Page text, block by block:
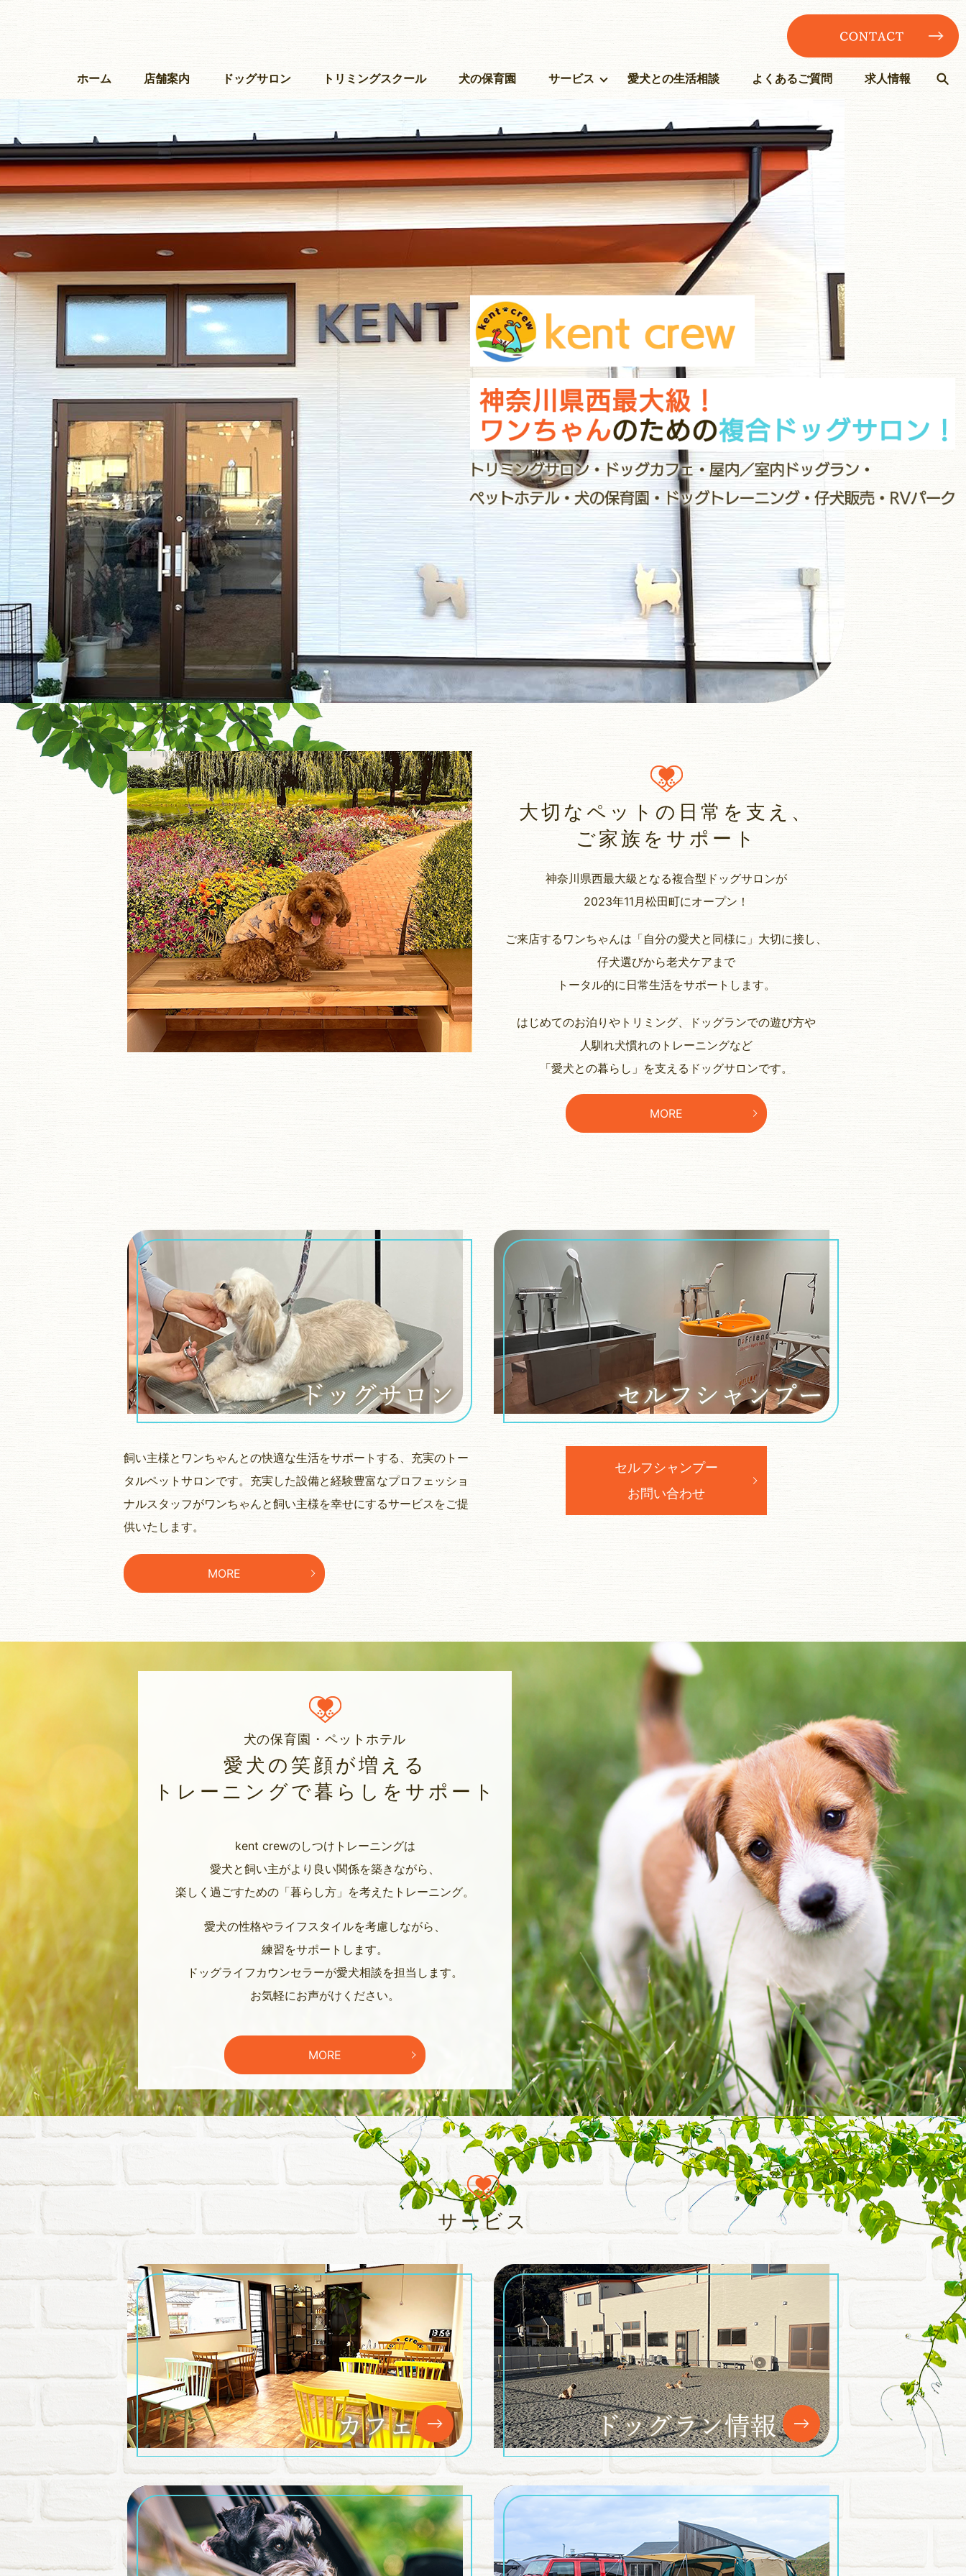
ホーム 店舗案内 ドッグサロン トリミングスクール 犬の保育園 サービス 愛犬との生活相談 よくあるご質問 求人情報
大切なペットの日常を支え、
ご家族をサポート
神奈川県西最大級となる複合型ドッグサロンが
2023年11月松田町にオープン！
ご来店するワンちゃんは「自分の愛犬と同様に」大切に接し、
仔犬選びから老犬ケアまで
トータル的に日常生活をサポートします。
はじめてのお泊りやトリミング、ドッグランでの遊び方や
人馴れ犬慣れのトレーニングなど
「愛犬との暮らし」を支えるドッグサロンです。
MORE
飼い主様とワンちゃんとの快適な生活をサポートする、充実のトー
タルペットサロンです。充実した設備と経験豊富なプロフェッショ
ナルスタッフがワンちゃんと飼い主様を幸せにするサービスをご提
供いたします。
MORE
セルフシャンプー
お問い合わせ
犬の保育園・ペットホテル
愛犬の笑顔が増える
トレーニングで暮らしをサポート
kent crewのしつけトレーニングは
愛犬と飼い主がより良い関係を築きながら、
楽しく過ごすための「暮らし方」を考えたトレーニング。
愛犬の性格やライフスタイルを考慮しながら、
練習をサポートします。
ドッグライフカウンセラーが愛犬相談を担当します。
お気軽にお声がけください。
MORE
サービス